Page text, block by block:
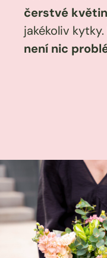
čerstvé
jakékoliv
není nic